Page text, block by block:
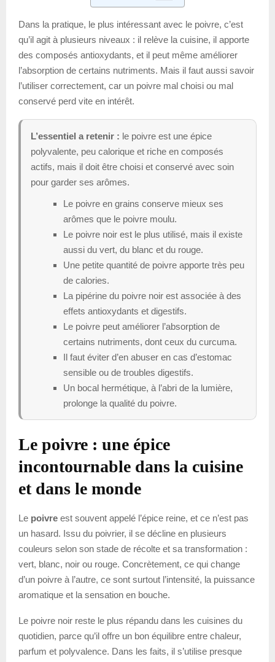
Dans la pratique, le plus intéressant avec le poivre, c’est
qu’il agit à plusieurs niveaux : il relève la cuisine, il apporte
des composés antioxydants, et il peut même améliorer
l’absorption de certains nutriments. Mais il faut aussi savoir
l’utiliser correctement, car un poivre mal choisi ou mal
conservé perd vite en intérêt.
L’essentiel a retenir : le poivre est une épice
polyvalente, peu calorique et riche en composés
actifs, mais il doit être choisi et conservé avec soin
pour garder ses arômes.
Le poivre en grains conserve mieux ses
arômes que le poivre moulu.
Le poivre noir est le plus utilisé, mais il existe
aussi du vert, du blanc et du rouge.
Une petite quantité de poivre apporte très peu
de calories.
La pipérine du poivre noir est associée à des
effets antioxydants et digestifs.
Le poivre peut améliorer l’absorption de
certains nutriments, dont ceux du curcuma.
Il faut éviter d’en abuser en cas d’estomac
sensible ou de troubles digestifs.
Un bocal hermétique, à l’abri de la lumière,
prolonge la qualité du poivre.
Le poivre : une épice
incontournable dans la cuisine
et dans le monde
Le poivre est souvent appelé l’épice reine, et ce n’est pas
un hasard. Issu du poivrier, il se décline en plusieurs
couleurs selon son stade de récolte et sa transformation :
vert, blanc, noir ou rouge. Concrètement, ce qui change
d’un poivre à l’autre, ce sont surtout l’intensité, la puissance
aromatique et la sensation en bouche.
Le poivre noir reste le plus répandu dans les cuisines du
quotidien, parce qu’il offre un bon équilibre entre chaleur,
parfum et polyvalence. Dans les faits, il s’utilise presque